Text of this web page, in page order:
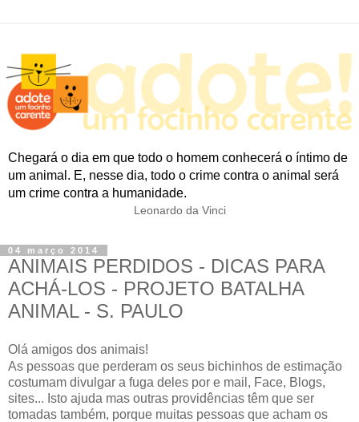
Chegará o dia em que todo o homem conhecerá o íntimo de
um animal. E, nesse dia, todo o crime contra o animal será
um crime contra a humanidade.
Leonardo da Vinci
04 março 2014
ANIMAIS PERDIDOS - DICAS PARA
ACHÁ-LOS - PROJETO BATALHA
ANIMAL - S. PAULO
Olá amigos dos animais!
As pessoas que perderam os seus bichinhos de estimação
costumam divulgar a fuga deles por e mail, Face, Blogs,
sites... Isto ajuda mas outras providências têm que ser
tomadas também, porque muitas pessoas que acham os